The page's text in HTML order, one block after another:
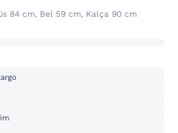
84 cm, Bel 59 cm, Kalça 90 cm